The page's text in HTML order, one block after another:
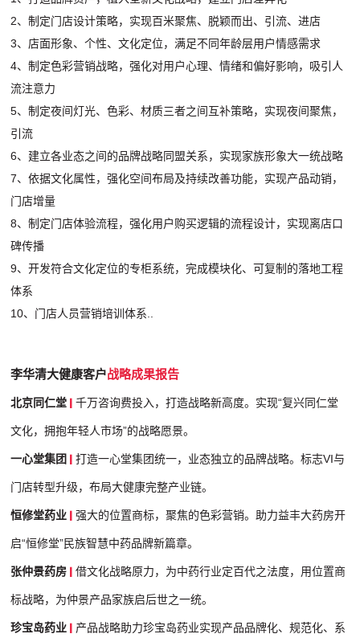
2、制定门店设计策略，实现百米聚焦、脱颖而出、引流、进店
3、店面形象、个性、文化定位，满足不同年龄层用户情感需求
4、制定色彩营销战略，强化对用户心理、情绪和偏好影响，吸引人
流注意力
5、制定夜间灯光、色彩、材质三者之间互补策略，实现夜间聚焦，
引流
6、建立各业态之间的品牌战略同盟关系，实现家族形象大一统战略
7、依据文化属性，强化空间布局及持续改善功能，实现产品动销，
门店增量
8、制定门店体验流程，强化用户购买逻辑的流程设计，实现离店口
碑传播
9、开发符合文化定位的专柜系统，完成模块化、可复制的落地工程
体系
10、门店人员营销培训体系..
李华清大健康客户战略成果报告
北京同仁堂 千万咨询费投入，打造战略新高度。实现“复兴同仁堂
文化，拥抱年轻人市场”的战略愿景。
一心堂集团 打造一心堂集团统一，业态独立的品牌战略。标志VI与
门店转型升级，布局大健康完整产业链。
恒修堂药业 强大的位置商标，聚焦的色彩营销。助力益丰大药房开
启“恒修堂”民族智慧中药品牌新篇章。
张仲景药房 借文化战略原力，为中药行业定百代之法度，用位置商
标战略，为仲景产品家族启后世之一统。
珍宝岛药业 产品战略助力珍宝岛药业实现产品品牌化、规范化、系